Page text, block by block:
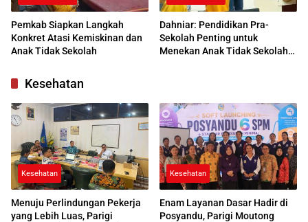
Pemkab Siapkan Langkah
Konkret Atasi Kemiskinan dan
Anak Tidak Sekolah
Dahniar: Pendidikan Pra-
Sekolah Penting untuk
Menekan Anak Tidak Sekolah
Kesehatan
Kesehatan
Menuju Perlindungan Pekerja
yang Lebih Luas, Parigi
Kesehatan
Enam Layanan Dasar Hadir di
Posyandu, Parigi Moutong